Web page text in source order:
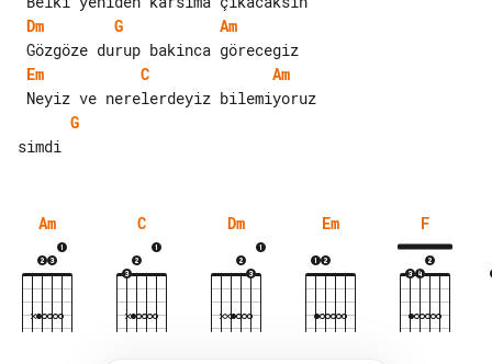
Dm
G
Am
Em
C
Am
G
Am C Dm Em F